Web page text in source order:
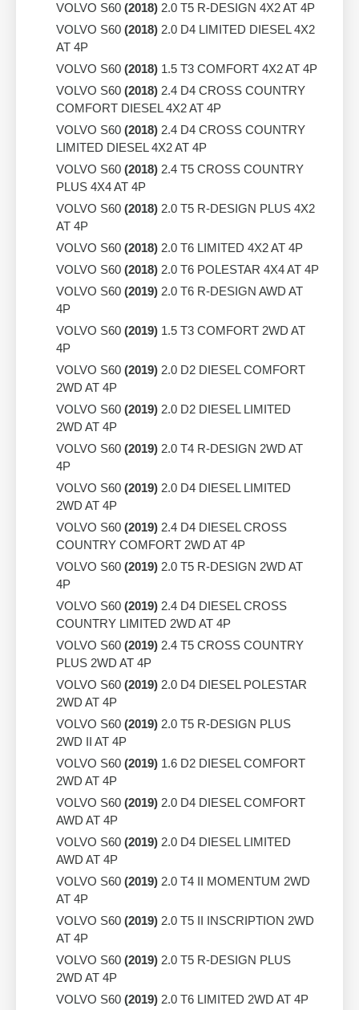
VOLVO S60 (2018) 2.0 T5 R-DESIGN 4X2 AT 4P
VOLVO S60 (2018) 2.0 D4 LIMITED DIESEL 4X2
AT 4P
VOLVO S60 (2018) 1.5 T3 COMFORT 4X2 AT 4P
VOLVO S60 (2018) 2.4 D4 CROSS COUNTRY
COMFORT DIESEL 4X2 AT 4P
VOLVO S60 (2018) 2.4 D4 CROSS COUNTRY
LIMITED DIESEL 4X2 AT 4P
VOLVO S60 (2018) 2.4 T5 CROSS COUNTRY
PLUS 4X4 AT 4P
VOLVO S60 (2018) 2.0 T5 R-DESIGN PLUS 4X2
AT 4P
VOLVO S60 (2018) 2.0 T6 LIMITED 4X2 AT 4P
VOLVO S60 (2018) 2.0 T6 POLESTAR 4X4 AT 4P
VOLVO S60 (2019) 2.0 T6 R-DESIGN AWD AT
4P
VOLVO S60 (2019) 1.5 T3 COMFORT 2WD AT
4P
VOLVO S60 (2019) 2.0 D2 DIESEL COMFORT
2WD AT 4P
VOLVO S60 (2019) 2.0 D2 DIESEL LIMITED
2WD AT 4P
VOLVO S60 (2019) 2.0 T4 R-DESIGN 2WD AT
4P
VOLVO S60 (2019) 2.0 D4 DIESEL LIMITED
2WD AT 4P
VOLVO S60 (2019) 2.4 D4 DIESEL CROSS
COUNTRY COMFORT 2WD AT 4P
VOLVO S60 (2019) 2.0 T5 R-DESIGN 2WD AT
4P
VOLVO S60 (2019) 2.4 D4 DIESEL CROSS
COUNTRY LIMITED 2WD AT 4P
VOLVO S60 (2019) 2.4 T5 CROSS COUNTRY
PLUS 2WD AT 4P
VOLVO S60 (2019) 2.0 D4 DIESEL POLESTAR
2WD AT 4P
VOLVO S60 (2019) 2.0 T5 R-DESIGN PLUS
2WD II AT 4P
VOLVO S60 (2019) 1.6 D2 DIESEL COMFORT
2WD AT 4P
VOLVO S60 (2019) 2.0 D4 DIESEL COMFORT
AWD AT 4P
VOLVO S60 (2019) 2.0 D4 DIESEL LIMITED
AWD AT 4P
VOLVO S60 (2019) 2.0 T4 II MOMENTUM 2WD
AT 4P
VOLVO S60 (2019) 2.0 T5 II INSCRIPTION 2WD
AT 4P
VOLVO S60 (2019) 2.0 T5 R-DESIGN PLUS
2WD AT 4P
VOLVO S60 (2019) 2.0 T6 LIMITED 2WD AT 4P